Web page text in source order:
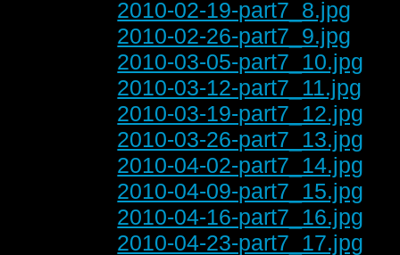
2010-02-19-part7_8.jpg
2010-02-26-part7_9.jpg
2010-03-05-part7_10.jpg
2010-03-12-part7_11.jpg
2010-03-19-part7_12.jpg
2010-03-26-part7_13.jpg
2010-04-02-part7_14.jpg
2010-04-09-part7_15.jpg
2010-04-16-part7_16.jpg
2010-04-23-part7_17.jpg